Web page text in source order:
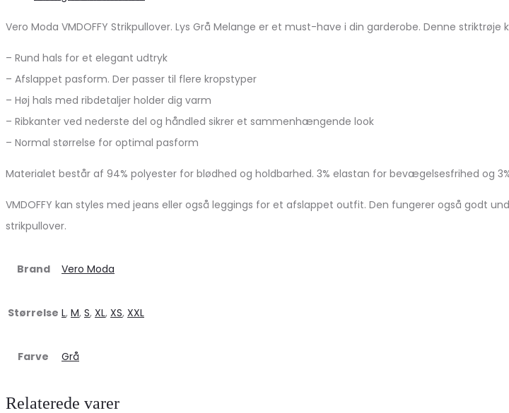
Vero Moda VMDOFFY Strikpullover. Lys Grå Melange er et must-have i din garderobe. Denne
– Rund hals for et elegant udtryk
– Afslappet pasform. Der passer til flere kropstyper
– Høj hals med ribdetaljer holder dig varm
– Ribkanter ved nederste del og håndled sikrer et sammenhængende look
– Normal størrelse for optimal pasform
Materialet består af 94% polyester for blødhed og holdbarhed. 3% elastan for bevægelsesfrihed og
VMDOFFY kan styles med jeans eller også leggings for et afslappet outfit. Den fungerer også godt
strikpullover.
Brand Vero Moda
Størrelse L, M, S, XL, XS, XXL
Farve Grå
Relaterede varer